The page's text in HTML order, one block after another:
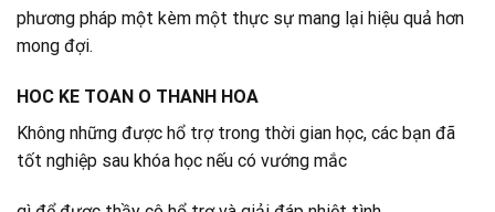
phương pháp một kèm một thực sự mang lại hiệu quả hơn
mong đợi.
HOC KE TOAN O THANH HOA
Không những được hổ trợ trong thời gian học, các bạn đã
tốt nghiệp sau khóa học nếu có vướng mắc